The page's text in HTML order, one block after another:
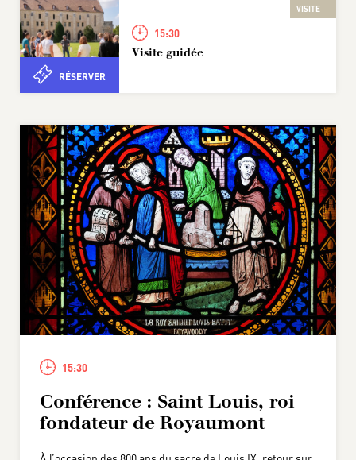
RÉSERVER
15:30
VISITE
Visite guidée
15:30
Conférence : Saint Louis, roi
fondateur de Royaumont